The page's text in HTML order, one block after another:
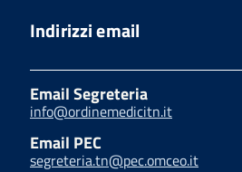
Indirizzi email
Email Segreteria
info@ordinemedicitn.it
Email PEC
segreteria.tn@pec.omceo.it